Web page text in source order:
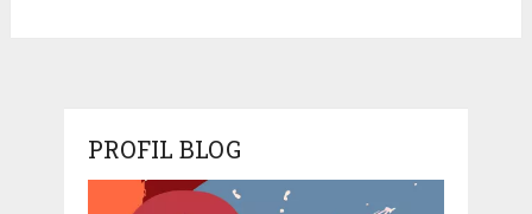
PROFIL BLOG